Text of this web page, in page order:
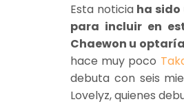
Esta noticia ha sido
para incluir en
Chaewon u
hace muy poco
debuta con seis
Lovelyz, quienes